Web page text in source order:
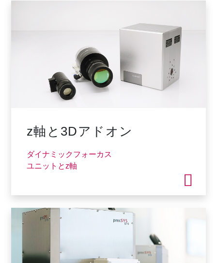
z軸と3Dアドオン
ダイナミックフォーカス
ユニットとz軸